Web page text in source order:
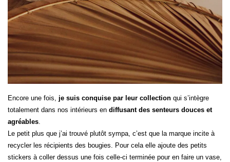
Encore une fois, je suis conquise par leur collection qui s’intègre
totalement dans nos intérieurs en diffusant des senteurs douces et
agréables.
Le petit plus que j’ai trouvé plutôt sympa, c’est que la marque incite à
recycler les récipients des bougies. Pour cela elle ajoute des petits
stickers à coller dessus une fois celle-ci terminée pour en faire un vase,